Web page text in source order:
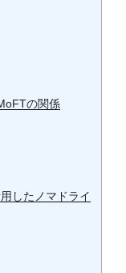
の関係
したノマドライ